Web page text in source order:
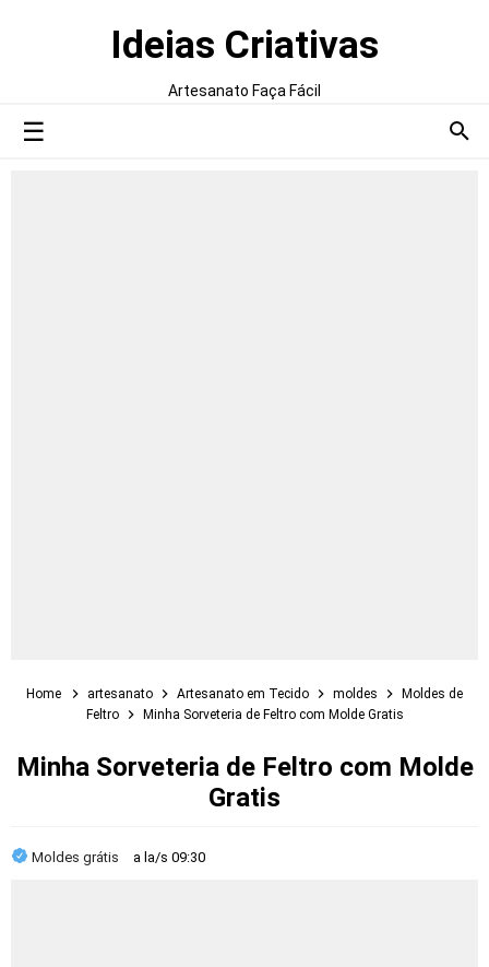
Ideias Criativas
Artesanato Faça Fácil
Home artesanato Artesanato em Tecido moldes
Moldes de
Feltro
Minha Sorveteria de Feltro com Molde Gratis
Minha Sorveteria de Feltro com Molde
Gratis
Moldes grátis a la/s 09:30